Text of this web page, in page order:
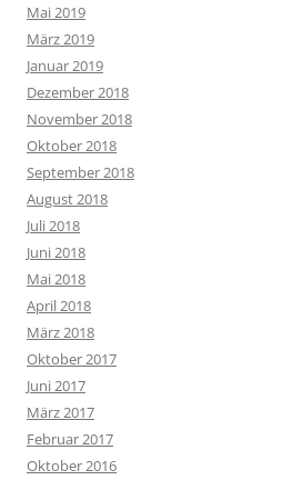
Mai 2019
März 2019
Januar 2019
Dezember 2018
November 2018
Oktober 2018
September 2018
August 2018
Juli 2018
Juni 2018
Mai 2018
April 2018
März 2018
Oktober 2017
Juni 2017
März 2017
Februar 2017
Oktober 2016